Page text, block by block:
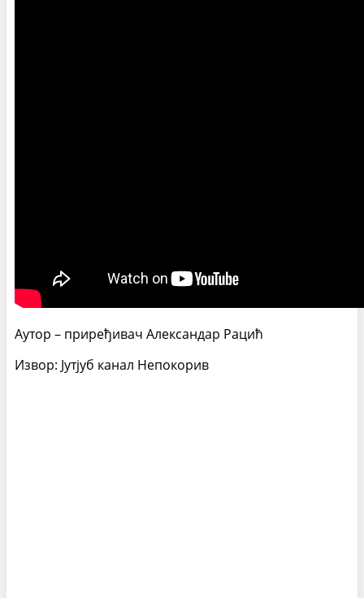
Аутор – приређивач Александар Рацић
Извор: Јутјуб канал Непокорив